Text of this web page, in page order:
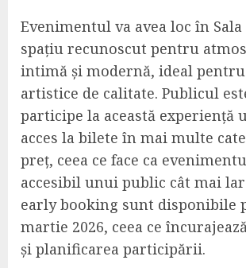
Evenimentul va avea loc în
spațiu recunoscut pentru
intimă și modernă, ideal
artistice de calitate. Publicul
participe la această experiență
acces la bilete în mai multe
preț, ceea ce face ca
accesibil unui public cât mai
early booking sunt disponibile
martie 2026, ceea ce
și planificarea participării.